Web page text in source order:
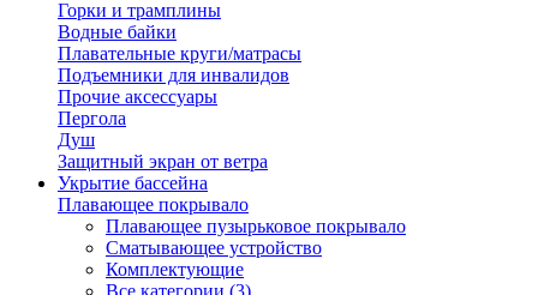
Горки и трамплины
Водные байки
Плавательные круги/матрасы
Подъемники для инвалидов
Прочие аксессуары
Пергола
Душ
Защитный экран от ветра
Укрытие бассейна
Плавающее покрывало
Плавающее пузырьковое покрывало
Сматывающее устройство
Комплектующие
Все категории (3)